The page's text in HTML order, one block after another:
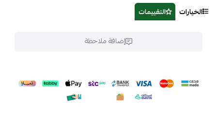
الخيارات التقييمات
إضافة ملاحظة